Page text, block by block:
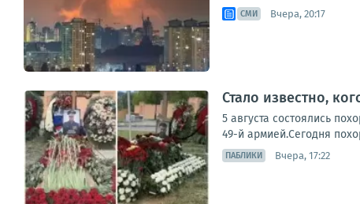
СМИ Вчера, 20:17
Стало известно,
5 августа состоялись
49-й армией.Сегодня
ПАБЛИКИ Вчера, 17:22